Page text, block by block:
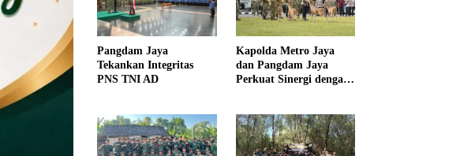
Pangdam Jaya
Tekankan Integritas
PNS TNI AD
Kapolda Metro Jaya
dan Pangdam Jaya
Perkuat Sinergi dengan